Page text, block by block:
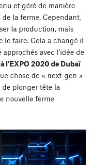
et géré de manière
la ferme. Cependant,
la production, mais
le faire. Cela a changé il
avec l’idée de
l’EXPO 2020 de Dubaï
chose de « next-gen »
de plonger tête la
nouvelle ferme